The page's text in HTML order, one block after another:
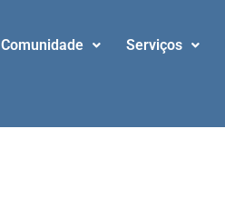
Comunidade Serviços